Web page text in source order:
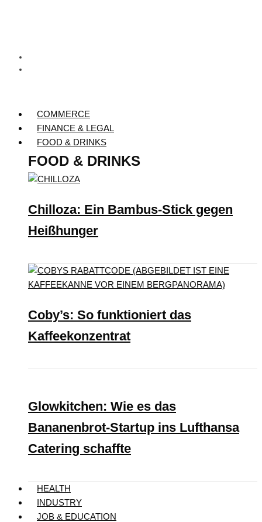
COMMERCE
FINANCE & LEGAL
FOOD & DRINKS
FOOD & DRINKS
Chilloza: Ein Bambus-Stick gegen
Heißhunger
Coby’s: So funktioniert das
Kaffeekonzentrat
Glowkitchen: Wie es das
Bananenbrot-Startup ins Lufthansa
Catering schaffte
HEALTH
INDUSTRY
JOB & EDUCATION